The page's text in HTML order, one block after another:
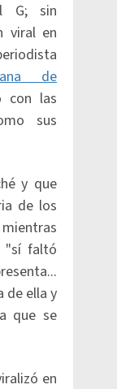
G; sin
viral en
de
con las
sus
y que
de los
"sí faltó
de ella y
que se
en